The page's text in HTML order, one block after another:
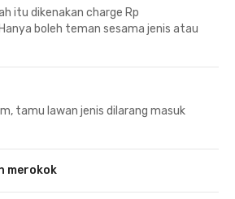
itu dikenakan charge Rp
boleh teman sesama jenis atau
tamu lawan jenis dilarang masuk
merokok